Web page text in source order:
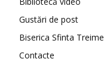
Gustări de post
Biserica Sfinta Treime
Contacte